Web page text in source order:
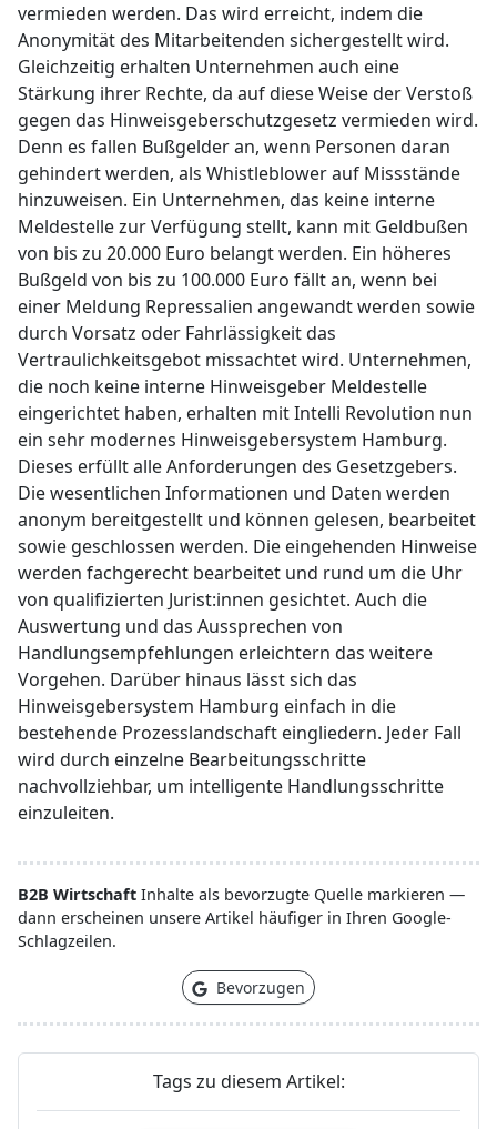
vermieden werden. Das wird erreicht, indem die
Anonymität des Mitarbeitenden sichergestellt wird.
Gleichzeitig erhalten Unternehmen auch eine
Stärkung ihrer Rechte, da auf diese Weise der Verstoß
gegen das Hinweisgeberschutzgesetz vermieden wird.
Denn es fallen Bußgelder an, wenn Personen daran
gehindert werden, als Whistleblower auf Missstände
hinzuweisen. Ein Unternehmen, das keine interne
Meldestelle zur Verfügung stellt, kann mit Geldbußen
von bis zu 20.000 Euro belangt werden. Ein höheres
Bußgeld von bis zu 100.000 Euro fällt an, wenn bei
einer Meldung Repressalien angewandt werden sowie
durch Vorsatz oder Fahrlässigkeit das
Vertraulichkeitsgebot missachtet wird. Unternehmen,
die noch keine interne Hinweisgeber Meldestelle
eingerichtet haben, erhalten mit Intelli Revolution nun
ein sehr modernes Hinweisgebersystem Hamburg.
Dieses erfüllt alle Anforderungen des Gesetzgebers.
Die wesentlichen Informationen und Daten werden
anonym bereitgestellt und können gelesen, bearbeitet
sowie geschlossen werden. Die eingehenden Hinweise
werden fachgerecht bearbeitet und rund um die Uhr
von qualifizierten Jurist:innen gesichtet. Auch die
Auswertung und das Aussprechen von
Handlungsempfehlungen erleichtern das weitere
Vorgehen. Darüber hinaus lässt sich das
Hinweisgebersystem Hamburg einfach in die
bestehende Prozesslandschaft eingliedern. Jeder Fall
wird durch einzelne Bearbeitungsschritte
nachvollziehbar, um intelligente Handlungsschritte
einzuleiten.
B2B Wirtschaft Inhalte als bevorzugte Quelle markieren —
dann erscheinen unsere Artikel häufiger in Ihren Google-
Schlagzeilen.
Bevorzugen
Tags zu diesem Artikel: